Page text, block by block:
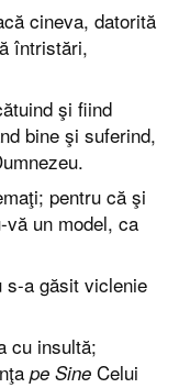
cineva, datorită
întristări,
şi fiind
bine şi suferind,
pentru că şi
un model, ca
s-a găsit viclenie
cu insultă;
pe Sine Celui